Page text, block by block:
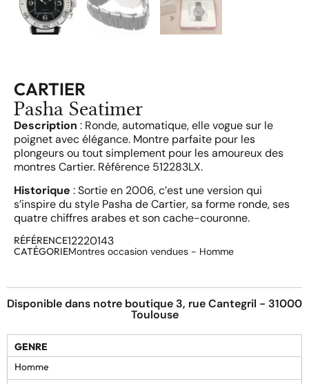
CARTIER
Pasha Seatimer
Description : Ronde, automatique, elle vogue sur le
poignet avec élégance. Montre parfaite pour les
plongeurs ou tout simplement pour les amoureux des
montres Cartier. Référence 512283LX.
Historique : Sortie en 2006, c’est une version qui
s’inspire du style Pasha de Cartier, sa forme ronde, ses
quatre chiffres arabes et son cache-couronne.
RÉFÉRENCE12220143
CATÉGORIEMontres occasion vendues - Homme
Disponible dans notre boutique 3, rue Cantegril - 31000
Toulouse
GENRE
Homme